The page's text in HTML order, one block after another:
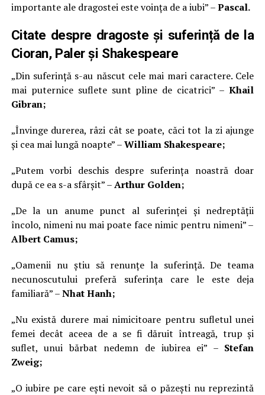
importante ale dragostei este voința de a iubi” –Pascal.
Citate despre dragoste și suferință de la
Cioran, Paler și Shakespeare
„Din suferință s-au născut cele mai mari caractere. Cele
mai puternice suflete sunt pline de cicatrici” –Khail
Gibran;
„Învinge durerea, râzi cât se poate, căci tot la zi ajunge
și cea mai lungă noapte” –William Shakespeare;
„Putem vorbi deschis despre suferința noastră doar
după ce ea s-a sfârșit” –Arthur Golden;
„De la un anume punct al suferinței și nedreptății
încolo, nimeni nu mai poate face nimic pentru nimeni” –
Albert Camus;
„Oamenii nu știu să renunțe la suferință. De teama
necunoscutului preferă suferința care le este deja
familiară” –Nhat Hanh;
„Nu există durere mai nimicitoare pentru sufletul unei
femei decât aceea de a se fi dăruit întreagă, trup și
suflet, unui bărbat nedemn de iubirea ei” – Stefan
Zweig;
„O iubire pe care ești nevoit să o păzești nu reprezintă